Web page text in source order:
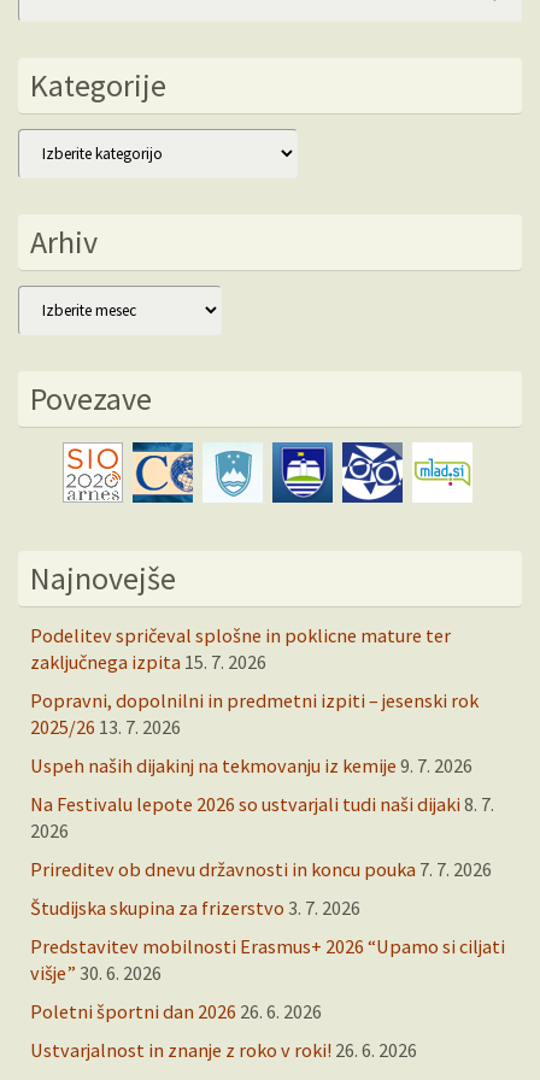
Kategorije
Kategorije
Arhiv
Arhiv
Povezave
Najnovejše
Podelitev spričeval splošne in poklicne mature ter
zaključnega izpita 15. 7. 2026
Popravni, dopolnilni in predmetni izpiti – jesenski rok
2025/26 13. 7. 2026
Uspeh naših dijakinj na tekmovanju iz kemije 9. 7. 2026
Na Festivalu lepote 2026 so ustvarjali tudi naši dijaki 8. 7.
2026
Prireditev ob dnevu državnosti in koncu pouka 7. 7. 2026
Študijska skupina za frizerstvo 3. 7. 2026
Predstavitev mobilnosti Erasmus+ 2026 “Upamo si ciljati
višje” 30. 6. 2026
Poletni športni dan 2026 26. 6. 2026
Ustvarjalnost in znanje z roko v roki! 26. 6. 2026